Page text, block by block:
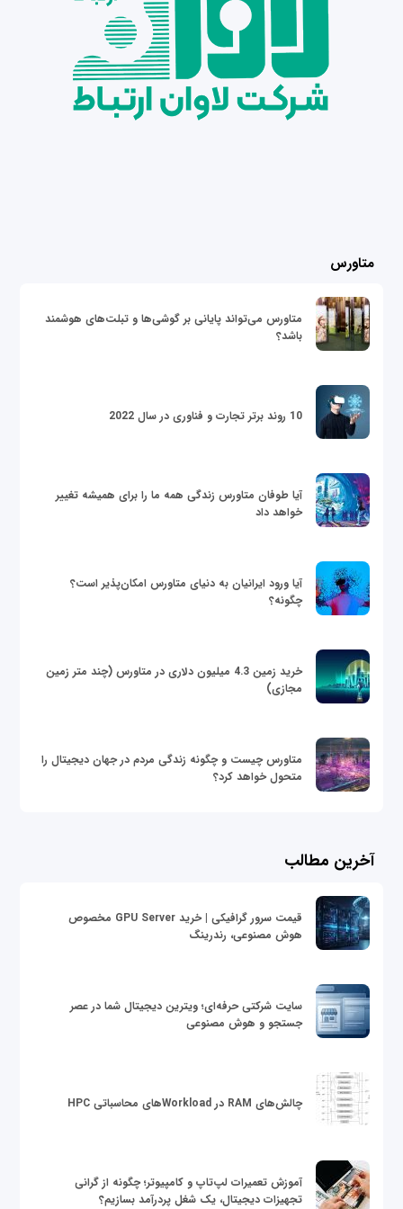
متاورس
متاورس می‌تواند پایانی بر گوشی‌ها و تبلت‌های هوشمند
باشد؟
10 روند برتر تجارت و فناوری در سال 2022
آیا طوفان متاورس زندگی همه ما را برای همیشه تغییر
خواهد داد
آیا ورود ایرانیان به دنیای متاورس امکان‌پذیر است؟
چگونه؟
خرید زمین 4.3 میلیون دلاری در متاورس (چند متر زمین
مجازی)
متاورس چیست و چگونه زندگی مردم در جهان دیجیتال را
متحول خواهد کرد؟
آخرین مطالب
قیمت سرور گرافیکی | خرید GPU Server مخصوص
هوش مصنوعی، رندرینگ
سایت شرکتی حرفه‌ای؛ ویترین دیجیتال شما در عصر
جستجو و هوش مصنوعی
چالش‌های RAM در Workloadهای محاسباتی HPC
آموزش تعمیرات لپ‌تاپ و کامپیوتر؛ چگونه از گرانی
تجهیزات دیجیتال، یک شغل پردرآمد بسازیم؟